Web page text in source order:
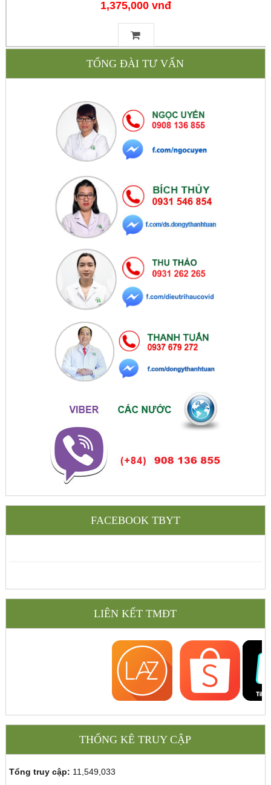
1,375,000 vnđ
TỔNG ĐÀI TƯ VẤN
FACEBOOK TBYT
LIÊN KẾT TMĐT
THỐNG KÊ TRUY CẬP
Tổng truy cập: 11,549,033